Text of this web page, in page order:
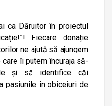
ca Dăruitor în proiectul
Fiecare donație
ne ajută să ajungem
îi putem încuraja să-
și să identifice căi
pasiunile în obiceiuri de